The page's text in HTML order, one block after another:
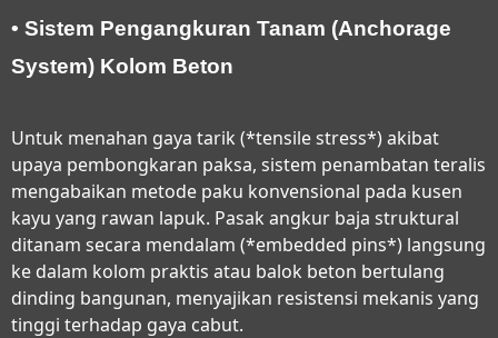
• Sistem Pengangkuran Tanam (Anchorage
System) Kolom Beton
Untuk menahan gaya tarik (*tensile stress*) akibat
upaya pembongkaran paksa, sistem penambatan teralis
mengabaikan metode paku konvensional pada kusen
kayu yang rawan lapuk. Pasak angkur baja struktural
ditanam secara mendalam (*embedded pins*) langsung
ke dalam kolom praktis atau balok beton bertulang
dinding bangunan, menyajikan resistensi mekanis yang
tinggi terhadap gaya cabut.